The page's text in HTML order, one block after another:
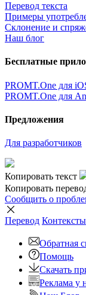
Перевод текста
Примеры
Склонение и
Наш блог
Бесплатные
PROMT.One для
PROMT.One для
Предложения
Для разработчиков
Копировать текст
Копировать
Сообщить о
Перевод Контексты
Обратная
Помощь
Скачать
Реклама у